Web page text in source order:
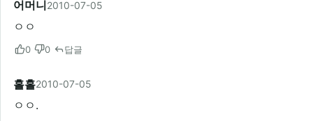
어머니2010-07-05
ㅇㅇ
0 0 답글
홀홀2010-07-05
ㅇㅇ.